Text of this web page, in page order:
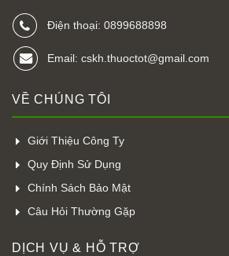
Điện thoại: 0899688898
Email: cskh.thuoctot@gmail.com
VỀ CHÚNG TÔI
Giới Thiệu Công Ty
Quy Định Sử Dụng
Chính Sách Bảo Mật
Câu Hỏi Thường Gặp
DỊCH VỤ & HỖ TRỢ